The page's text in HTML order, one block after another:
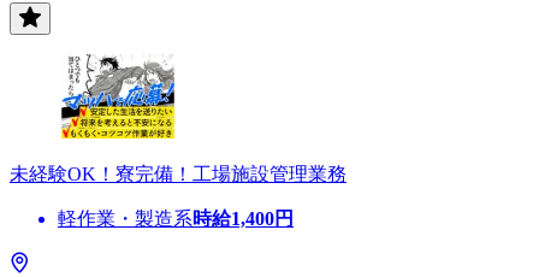
未経験OK！寮完備！工場施設管理業務
軽作業・製造系時給1,400円